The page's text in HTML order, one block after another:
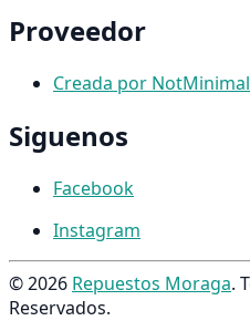
Proveedor
Creada por NotMinimal
Siguenos
Facebook
Instagram
© 2026 Repuestos Moraga.
Reservados.